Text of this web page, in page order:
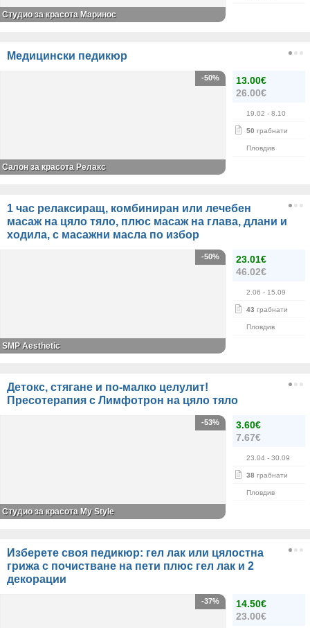
Студио за красота Маринос
Медицински педикюр
13.00€
26.00€
19.02 - 8.10
50 грабнати
Пловдив
-50%
Салон за красота Релакс
1 час релаксиращ, комбиниран или лечебен
масаж на цяло тяло, плюс масаж на глава, длани и
ходила, с масажни масла по избор
23.01€
46.02€
2.06 - 15.09
43 грабнати
Пловдив
-50%
SMP Aesthetic
Детокс, стягане и по-малко целулит!
Пресотерапия с Лимфотрон на цяло тяло
3.60€
7.67€
23.04 - 30.09
38 грабнати
Пловдив
-53%
Студио за красота My Style
Изберете своя педикюр: гел лак или цялостна
грижа с почистване на пети плюс гел лак и 2
декорации
14.50€
23.00€
-37%